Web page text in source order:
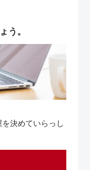
う。
決めていらっし